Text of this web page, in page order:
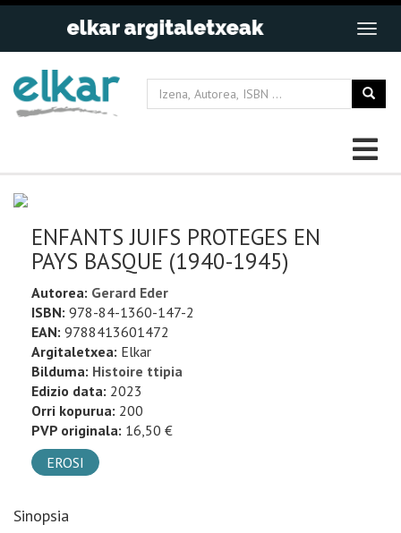
ENFANTS JUIFS PROTEGES EN
PAYS BASQUE (1940-1945)
Autorea: Gerard Eder
ISBN: 978-84-1360-147-2
EAN: 9788413601472
Argitaletxea: Elkar
Bilduma: Histoire ttipia
Edizio data: 2023
Orri kopurua: 200
PVP originala: 16,50 €
EROSI
Sinopsia